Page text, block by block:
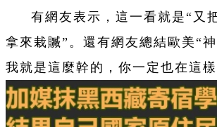
有網友表示，這一看就是“又
拿來栽贓”。還有網友總結歐美“
我就是這麼幹的，你一定也在這樣